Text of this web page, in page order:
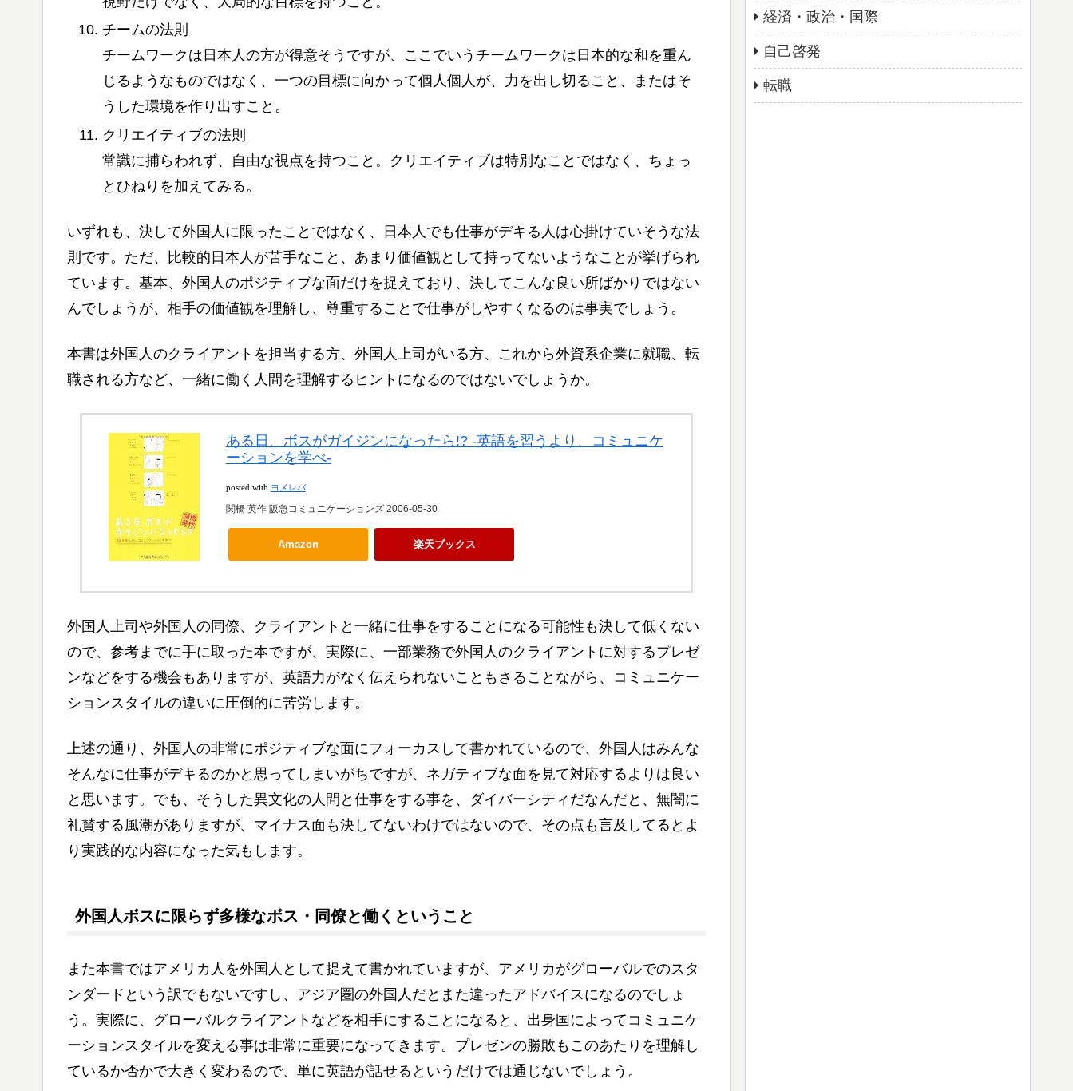
チームの法則
チームワークは日本人の方が得意そうですが、ここでいうチームワークは日本的な和を重ん
じるようなものではなく、一つの目標に向かって個人個人が、力を出し切ること、またはそ
うした環境を作り出すこと。
クリエイティブの法則
常識に捕らわれず、自由な視点を持つこと。クリエイティブは特別なことではなく、ちょっ
とひねりを加えてみる。
いずれも、決して外国人に限ったことではなく、日本人でも仕事がデキる人は心掛けていそうな法
則です。ただ、比較的日本人が苦手なこと、あまり価値観として持ってないようなことが挙げられ
ています。基本、外国人のポジティブな面だけを捉えており、決してこんな良い所ばかりではない
んでしょうが、相手の価値観を理解し、尊重することで仕事がしやすくなるのは事実でしょう。
本書は外国人のクライアントを担当する方、外国人上司がいる方、これから外資系企業に就職、転
職される方など、一緒に働く人間を理解するヒントになるのではないでしょうか。
ある日、ボスがガイジンになったら!? -英語を習うより、コミュニケ
ーションを学べ-
posted with ヨメレバ
関橋 英作 阪急コミュニケーションズ 2006-05-30
Amazon 楽天ブックス
外国人上司や外国人の同僚、クライアントと一緒に仕事をすることになる可能性も決して低くない
ので、参考までに手に取った本ですが、実際に、一部業務で外国人のクライアントに対するプレゼ
ンなどをする機会もありますが、英語力がなく伝えられないこともさることながら、コミュニケー
ションスタイルの違いに圧倒的に苦労します。
上述の通り、外国人の非常にポジティブな面にフォーカスして書かれているので、外国人はみんな
そんなに仕事がデキるのかと思ってしまいがちですが、ネガティブな面を見て対応するよりは良い
と思います。でも、そうした異文化の人間と仕事をする事を、ダイバーシティだなんだと、無闇に
礼賛する風潮がありますが、マイナス面も決してないわけではないので、その点も言及してるとよ
り実践的な内容になった気もします。
外国人ボスに限らず多様なボス・同僚と働くということ
また本書ではアメリカ人を外国人として捉えて書かれていますが、アメリカがグローバルでのスタ
ンダードという訳でもないですし、アジア圏の外国人だとまた違ったアドバイスになるのでしょ
う。実際に、グローバルクライアントなどを相手にすることになると、出身国によってコミュニケ
ーションスタイルを変える事は非常に重要になってきます。プレゼンの勝敗もこのあたりを理解し
ているか否かで大きく変わるので、単に英語が話せるというだけでは通じないでしょう。
経済・政治・国際
自己啓発
転職